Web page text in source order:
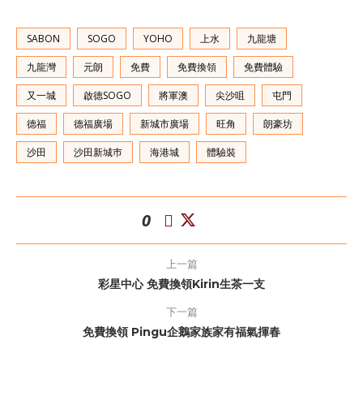
SABON SOGO YOHO 上水 九龍塘
九龍灣 元朗 免費 免費換領 免費體驗
又一城 啟德SOGO 將軍澳 尖沙咀 屯門
德福 德福廣場 新城市廣場 旺角 朗豪坊
沙田 沙田新城巿 海港城 體驗裝
0
上一篇
彩星中心 免費換領Kirin生茶一支
下一篇
免費換領 Pingu企鵝家族家有福氣揮春